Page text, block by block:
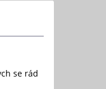
se rád